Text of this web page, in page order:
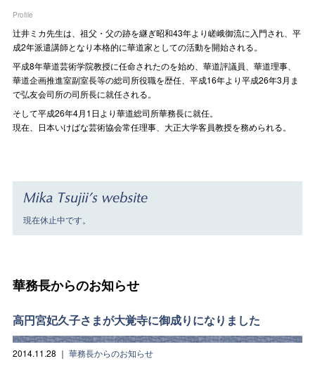
Profile
辻󠄀井ミカ先生は、祖父・父の跡を継ぎ昭和43年より嵯峨御流に入門され、平
成2年派遣講師となり本格的に華道家としての活動を開始される。
平成8年華道芸術学院教授に任命されたのを始め、華道評議員、華道理事、
華道企画推進室副室長等の総司所役職を歴任、平成16年より平成26年3月ま
で弘友会司所の司所長に就任される。
そして平成26年4月1日より華道総司所華務長に就任。
現在、日本いけばな芸術協会常任理事、大正大学客員教授を務められる。
現在休止中です。
華務長からのお知らせ
高円宮妃久子さまが大覚寺に御成りになりました
2014.11.28 ｜ 華務長からのお知らせ